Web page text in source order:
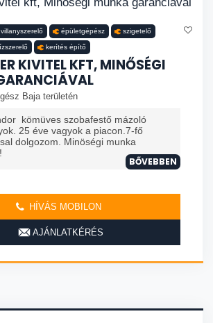
villanyszerelő épületgépész szigetelő
kerítés építő
KIVITEL KFT, MINŐSÉGI
Baja területén
kömüves szobafestő mázoló
25 éve vagyok a piacon.7-fő
dolgozom. Minöségi munka
BŐVEBBEN
HÍVÁS MOBILON
AJÁNLATKÉRÉS